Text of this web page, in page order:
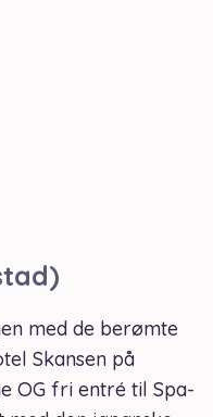
med de berømte
Skansen på
OG fri entré til Spa-